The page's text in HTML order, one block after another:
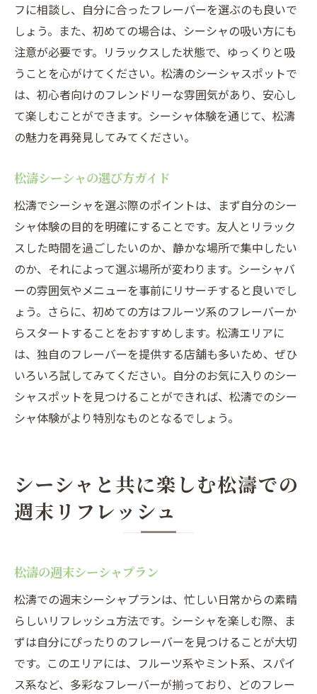
フに相談し、自分に合ったフレーバーを選ぶのも良いで
しょう。また、初めての場合は、シーシャの吸い方にも
注意が必要です。リラックスした状態で、ゆっくりと吸
うことを心がけてください。松濤のシーシャスポットで
は、初心者向けのフレンドリーな雰囲気があり、安心し
て楽しむことができます。シーシャ体験を通じて、松濤
の魅力を再発見してみてください。
松濤シーシャの選び方ガイド
松濤でシーシャを選ぶ際のポイントは、まず自分のシー
シャ体験の目的を明確にすることです。友人とリラック
スした時間を過ごしたいのか、静かな場所で集中したい
のか、それによって選ぶ場所が変わります。シーシャバ
ーの雰囲気やメニューを事前にリサーチすると良いでし
ょう。さらに、初めての方はフルーツ系のフレーバーか
らスタートすることをおすすめします。松濤エリアに
は、独自のフレーバーを提供する店舗も多いため、ぜひ
いろいろ試してみてください。自分のお気に入りのシー
シャスポットを見つけることができれば、松濤でのシー
シャ体験がより特別なものとなるでしょう。
シーシャと共に楽しむ松濤での
週末リフレッシュ
松濤の週末シーシャプラン
松濤での週末シーシャプランは、忙しい日常からの素晴
らしいリフレッシュ方法です。シーシャを楽しむ際、ま
ずは自分にぴったりのフレーバーを見つけることが大切
です。このエリアには、フルーツ系やミント系、スパイ
ス系など、多彩なフレーバーが揃っており、どのフレー